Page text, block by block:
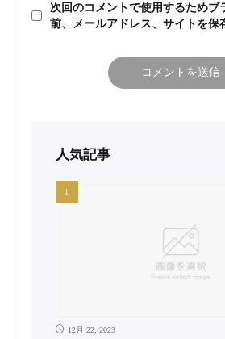
次回のコメントで使用するためブ
前、メールアドレス、サイトを保
人気記事
12月 22, 2023